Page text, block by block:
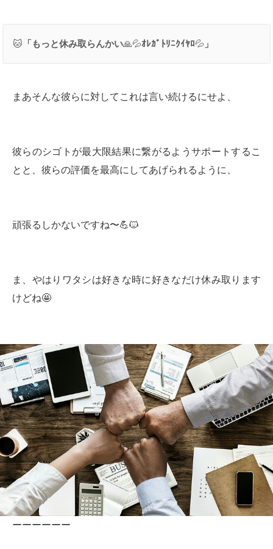
🐱 「もっと休み取らんかい🙏💦ｵﾚｶﾞﾄﾘﾆｸｲﾔﾛ💦 」
まあそんな彼らに対してこれは言い続けるにせよ、
彼らのシゴトが最大限結果に繋がるようサポートするこ
とと、彼らの評価を最高にしてあげられるように、
頑張るしかないですね〜💪🐱
ま、やはりワタシは好きな時に好きなだけ休み取ります
けどね🤩
ーーーーーー